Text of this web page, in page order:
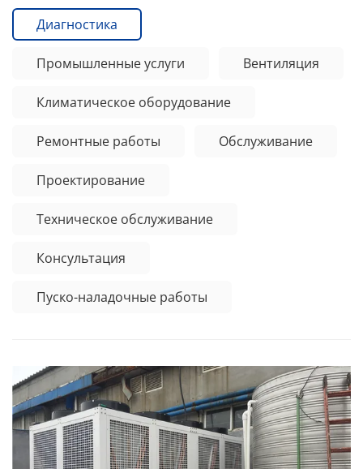
Диагностика
Промышленные услуги Вентиляция
Климатическое оборудование
Ремонтные работы Обслуживание
Проектирование
Техническое обслуживание
Консультация
Пуско-наладочные работы